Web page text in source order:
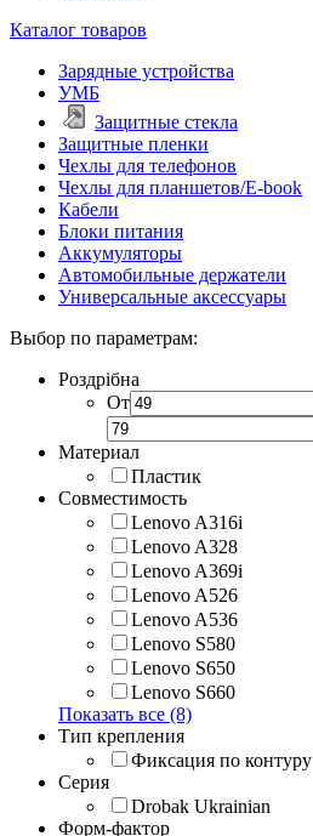
Каталог товаров
Зарядные устройства
УМБ
Защитные стекла
Защитные пленки
Чехлы для телефонов
Чехлы для планшетов/E-book
Кабели
Блоки питания
Аккумуляторы
Автомобильные держатели
Универсальные аксессуары
Выбор по параметрам:
Роздрібна
От
Материал
Пластик
Совместимость
Lenovo A316i
Lenovo A328
Lenovo A369i
Lenovo A526
Lenovo A536
Lenovo S580
Lenovo S650
Lenovo S660
Показать все (8)
Тип крепления
Фиксация по контуру
Серия
Drobak Ukrainian
Форм-фактор